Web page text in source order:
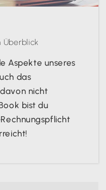
Überblick
Aspekte unseres
das
nicht
bist du